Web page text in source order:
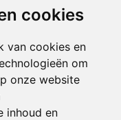
cookies
van cookies en
om
onze website
inhoud en
u graag